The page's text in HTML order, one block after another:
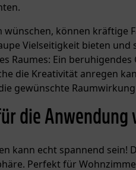
wünschen, können
Vielseitigkeit bieten
Raumes: Ein
die Kreativität anregen
gewünschte
die
kann echt spannend sein!
Perfekt für